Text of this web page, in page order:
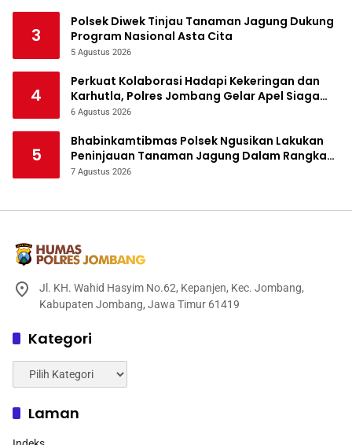
3
Polsek Diwek Tinjau Tanaman Jagung Dukung
Program Nasional Asta Cita
5 Agustus 2026
4
Perkuat Kolaborasi Hadapi Kekeringan dan
Karhutla, Polres Jombang Gelar Apel Siaga
Bencana
6 Agustus 2026
5
Bhabinkamtibmas Polsek Ngusikan Lakukan
Peninjauan Tanaman Jagung Dalam Rangka
Mendukung Ketahanan Pangan
7 Agustus 2026
Jl. KH. Wahid Hasyim No.62, Kepanjen, Kec. Jombang,
Kabupaten Jombang, Jawa Timur 61419
Kategori
Kategori
Laman